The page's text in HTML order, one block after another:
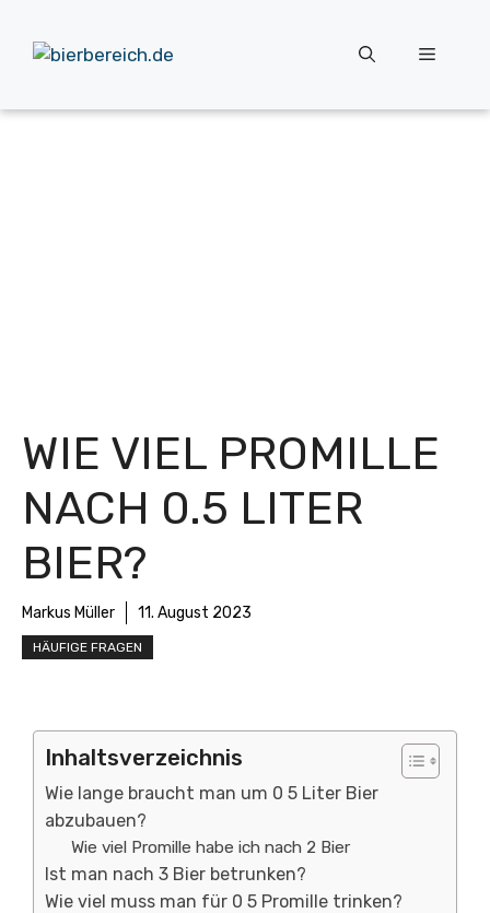
Inhalt
springen
Menü
WIE VIEL PROMILLE
NACH 0.5 LITER
BIER?
Markus Müller 11. August 2023
HÄUFIGE FRAGEN
Inhaltsverzeichnis
Wie lange braucht man um 0 5 Liter Bier
abzubauen?
Wie viel Promille habe ich nach 2 Bier
Ist man nach 3 Bier betrunken?
Wie viel muss man für 0 5 Promille trinken?